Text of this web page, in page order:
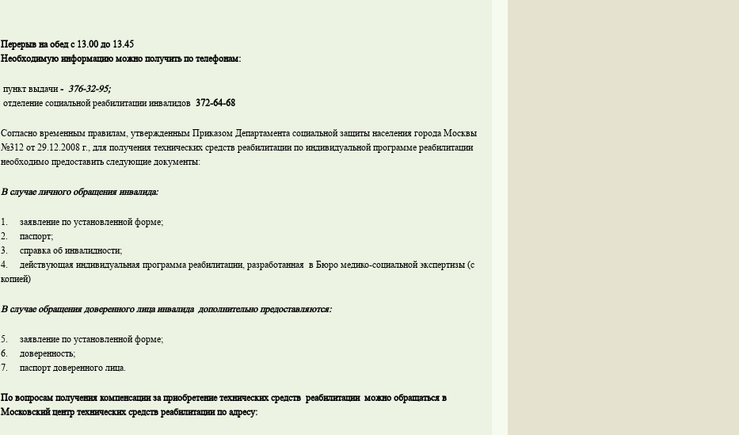
Перерыв на обед с 13.00 до 13.45
Необходимую информацию можно получить по телефонам:
пункт выдачи- 376-32-95;
отделение социальной реабилитации инвалидов 372-64-68
Согласно временным правилам, утвержденным Приказом Департамента социальной защиты населения города Москвы
№312 от 29.12.2008 г., для получения технических средств реабилитации по индивидуальной программе реабилитации
необходимо предоставить следующие документы:
В случае личного обращения инвалида:
1. заявление по установленной форме;
2. паспорт;
3. справка об инвалидности;
4. действующая индивидуальная программа реабилитации, разработанная в Бюро медико-социальной экспертизы (с
копией)
В случае обращения доверенного лица инвалида дополнительно предоставляются:
5. заявление по установленной форме;
6. доверенность;
7. паспорт доверенного лица.
По вопросам получения компенсации за приобретение технических средств реабилитации можно обращаться в
Московский центр технических средств реабилитации по адресу: